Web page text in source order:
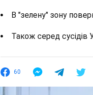
В "зелену" зону
Також серед
60